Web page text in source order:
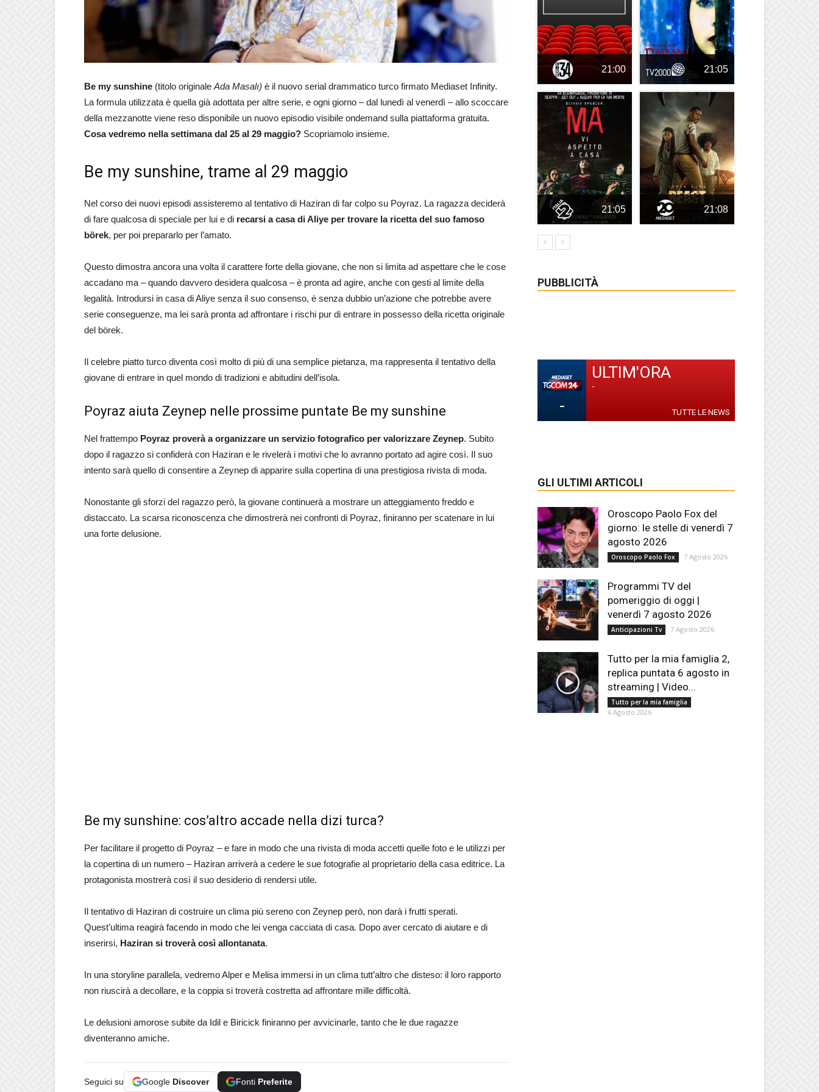
Be my sunshine (titolo originale Ada Masalı) è il nuovo serial drammatico turco firmato Mediaset Infinity.
La formula utilizzata è quella già adottata per altre serie, e ogni giorno – dal lunedì al venerdì – allo scoccare
della mezzanotte viene reso disponibile un nuovo episodio visibile ondemand sulla piattaforma gratuita.
Cosa vedremo nella settimana dal 25 al 29 maggio? Scopriamolo insieme.
Be my sunshine, trame al 29 maggio
Nel corso dei nuovi episodi assisteremo al tentativo di Haziran di far colpo su Poyraz. La ragazza deciderà
di fare qualcosa di speciale per lui e di recarsi a casa di Aliye per trovare la ricetta del suo famoso
börek, per poi prepararlo per l’amato.
Questo dimostra ancora una volta il carattere forte della giovane, che non si limita ad aspettare che le cose
accadano ma – quando davvero desidera qualcosa – è pronta ad agire, anche con gesti al limite della
legalità. Introdursi in casa di Aliye senza il suo consenso, è senza dubbio un’azione che potrebbe avere
serie conseguenze, ma lei sarà pronta ad affrontare i rischi pur di entrare in possesso della ricetta originale
del börek.
Il celebre piatto turco diventa così molto di più di una semplice pietanza, ma rappresenta il tentativo della
giovane di entrare in quel mondo di tradizioni e abitudini dell’isola.
Poyraz aiuta Zeynep nelle prossime puntate Be my sunshine
Nel frattempo Poyraz proverà a organizzare un servizio fotografico per valorizzare Zeynep. Subito
dopo il ragazzo si confiderà con Haziran e le rivelerà i motivi che lo avranno portato ad agire così. Il suo
intento sarà quello di consentire a Zeynep di apparire sulla copertina di una prestigiosa rivista di moda.
Nonostante gli sforzi del ragazzo però, la giovane continuerà a mostrare un atteggiamento freddo e
distaccato. La scarsa riconoscenza che dimostrerà nei confronti di Poyraz, finiranno per scatenare in lui
una forte delusione.
Be my sunshine: cos’altro accade nella dizi turca?
Per facilitare il progetto di Poyraz – e fare in modo che una rivista di moda accetti quelle foto e le utilizzi per
la copertina di un numero – Haziran arriverà a cedere le sue fotografie al proprietario della casa editrice. La
protagonista mostrerà così il suo desiderio di rendersi utile.
Il tentativo di Haziran di costruire un clima più sereno con Zeynep però, non darà i frutti sperati.
Quest’ultima reagirà facendo in modo che lei venga cacciata di casa. Dopo aver cercato di aiutare e di
inserirsi, Haziran si troverà così allontanata.
In una storyline parallela, vedremo Alper e Melisa immersi in un clima tutt’altro che disteso: il loro rapporto
non riuscirà a decollare, e la coppia si troverà costretta ad affrontare mille difficoltà.
Le delusioni amorose subite da Idil e Biricick finiranno per avvicinarle, tanto che le due ragazze
diventeranno amiche.
Seguici su Google Discover Fonti Preferite
21:00 21:05
21:05 21:08
PUBBLICITÀ
-
ULTIM'ORA
-
TUTTE LE NEWS
GLI ULTIMI ARTICOLI
Oroscopo Paolo Fox del
giorno: le stelle di venerdì 7
agosto 2026
Oroscopo Paolo Fox 7 Agosto 2026
Programmi TV del
pomeriggio di oggi |
venerdì 7 agosto 2026
Anticipazioni Tv 7 Agosto 2026
Tutto per la mia famiglia 2,
replica puntata 6 agosto in
streaming | Video...
Tutto per la mia famiglia
6 Agosto 2026